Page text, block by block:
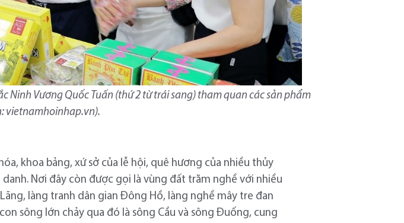
Ninh Vương Quốc Tuấn (thứ 2 từ trái sang) tham quan các sản phẩm
vietnamhoinhap.vn).
khoa bảng, xứ sở của lễ hội, quê hương của nhiều thủy
danh. Nơi đây còn được gọi là vùng đất trăm nghề với nhiều
làng tranh dân gian Đông Hồ, làng nghề mây tre đan
sông lớn chảy qua đó là sông Cầu và sông Đuống, cung